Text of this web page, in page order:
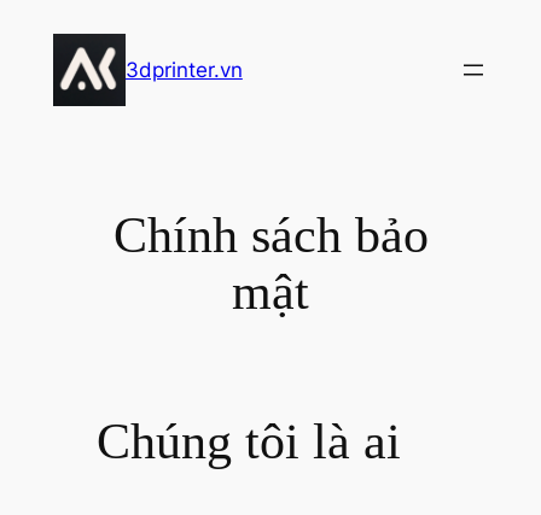
3dprinter.vn
Chính sách bảo
mật
Chúng tôi là ai